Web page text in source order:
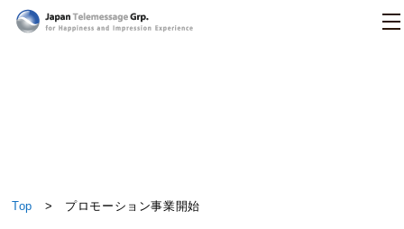
プロモーション事業開始
Top > プロモーション事業開始